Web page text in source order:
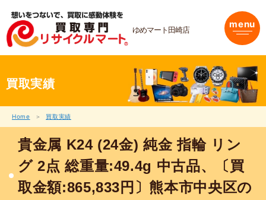
ス
ゆめマート田崎店 menu
買取実績
Home 買取実績
貴金属 K24 (24金) 純金 指輪 リン
グ 2点 総重量:49.4g 中古品、〔買
取金額:865,833円〕熊本市中央区の